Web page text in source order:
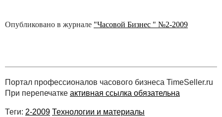
Опубликовано в журнале "Часовой Бизнес " №2-2009
Портал профессионалов часового бизнеса TimeSeller.ru
При перепечатке активная ссылка обязательна
Теги: 2-2009 Технологии и материалы